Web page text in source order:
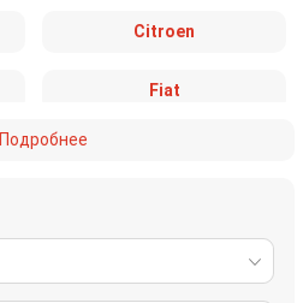
Citroen
Fiat
Подробнее